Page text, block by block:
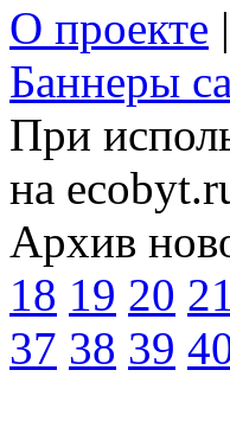
О проекте |
Баннеры
При
на
Архив
18 19 20 21
37 38 39